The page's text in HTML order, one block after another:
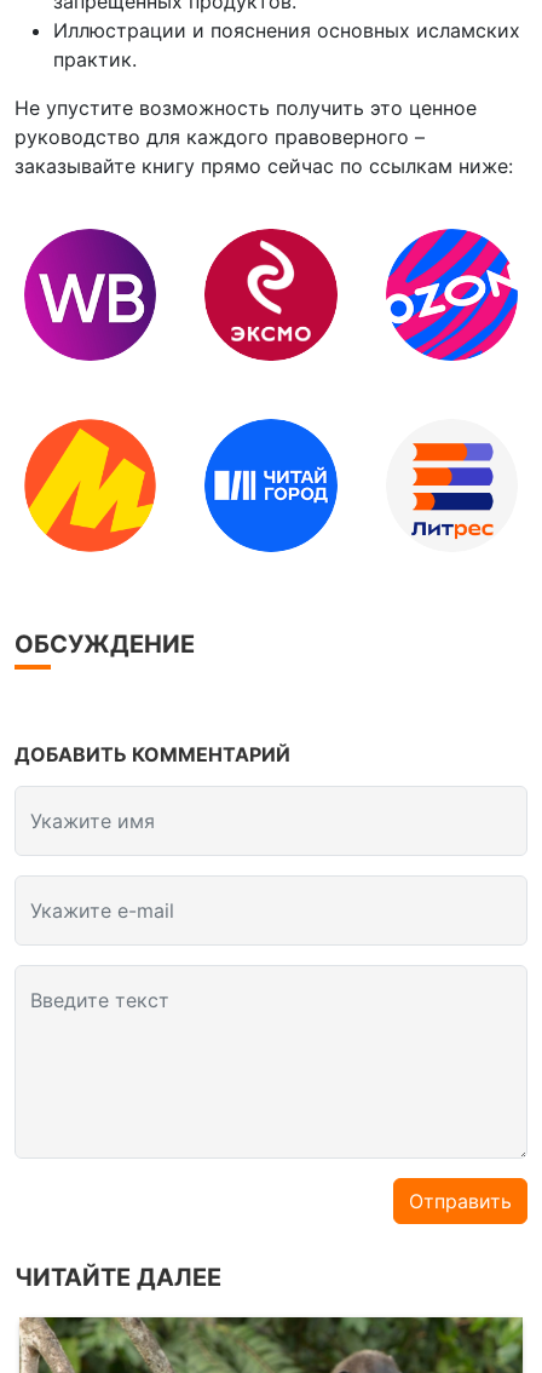
Иллюстрации и пояснения основных исламских
практик.
Не упустите возможность получить это ценное
руководство для каждого правоверного –
заказывайте книгу прямо сейчас по ссылкам ниже:
ОБСУЖДЕНИЕ
ДОБАВИТЬ КОММЕНТАРИЙ
Укажите имя
Укажите e-mail
Введите текст
Отправить
ЧИТАЙТЕ ДАЛЕЕ